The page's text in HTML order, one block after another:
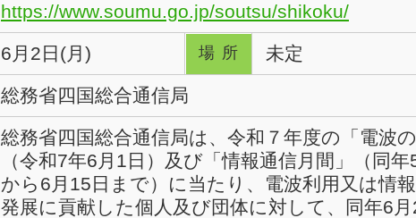
https://www.soumu.go.jp/soutsu/shikoku/
6月2日(月) 場所 未定
総務省四国総合通信局
総務省四国総合通信局は、令和７年度の「電波の
（令和7年6月1日）及び「情報通信月間」（同年
から6月15日まで）に当たり、電波利用又は情
発展に貢献した個人及び団体に対して、同年6